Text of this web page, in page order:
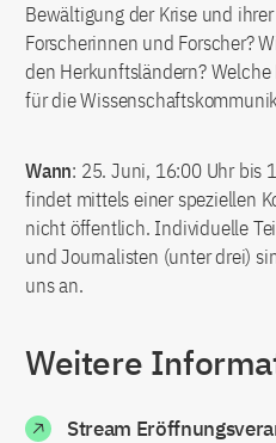
Bewältigung der Krise und
Forscherinnen und Forscher?
den Herkunftsländern?
für die
Wann: 25. Juni, 16:00 Uhr bis
findet mittels einer speziellen
nicht öffentlich. Individuelle
und Journalisten (unter drei)
uns an.
Weitere
Stream